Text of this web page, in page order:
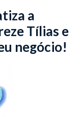
a
Tílias e
negócio!